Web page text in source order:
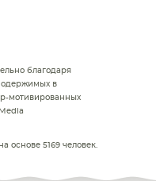
благодаря
одержимых в
мотивированных
на основе 5169 человек.